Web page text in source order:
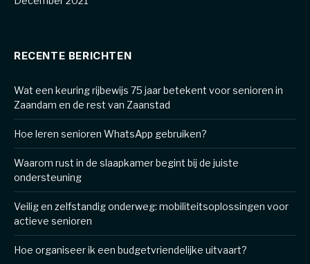
RECENTE BERICHTEN
Wat een keuring rijbewijs 75 jaar betekent voor senioren in
Zaandam en de rest van Zaanstad
Hoe leren senioren WhatsApp gebruiken?
Waarom rust in de slaapkamer begint bij de juiste
ondersteuning
Veilig en zelfstandig onderweg: mobiliteitsoplossingen voor
actieve senioren
Hoe organiseer ik een budgetvriendelijke uitvaart?